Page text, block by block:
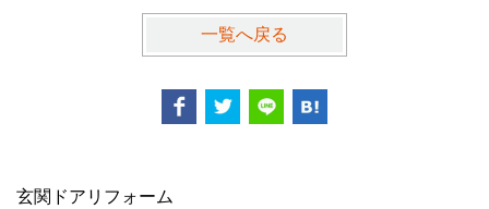
一覧へ戻る
玄関ドアリフォーム